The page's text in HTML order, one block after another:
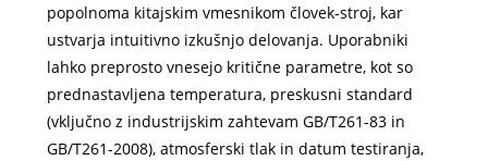
popolnoma kitajskim vmesnikom človek-stroj, kar
ustvarja intuitivno izkušnjo delovanja. Uporabniki
lahko preprosto vnesejo kritične parametre, kot so
prednastavljena temperatura, preskusni standard
(vključno z industrijskim zahtevam GB/T261-83 in
GB/T261-2008), atmosferski tlak in datum testiranja,